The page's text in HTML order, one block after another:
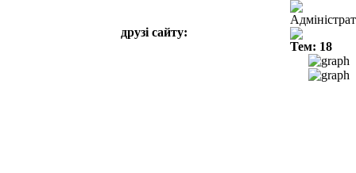
друзі сайту:
Тем: 18